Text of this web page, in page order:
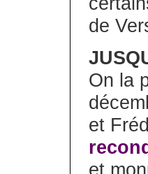
de
On la
et